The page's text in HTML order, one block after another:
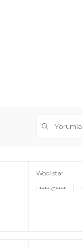
Wool star
L**** C****